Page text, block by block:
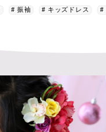
振袖 キッズドレス